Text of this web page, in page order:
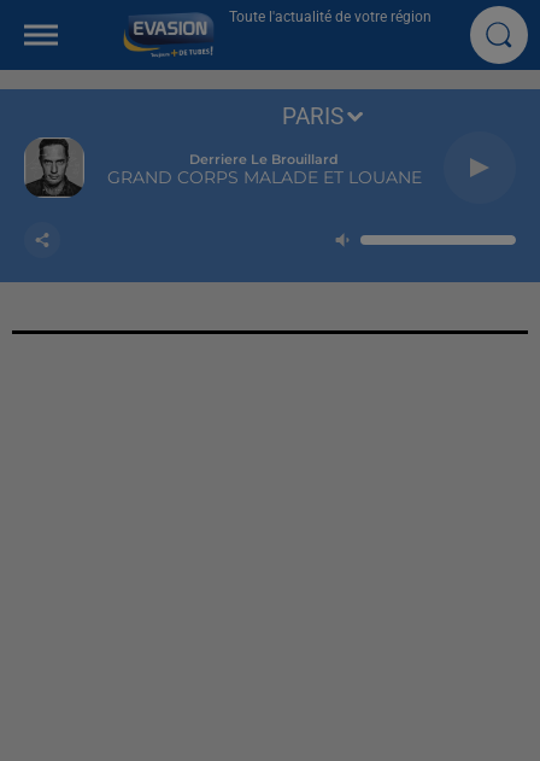
Toute l'actualité de votre région
Derriere Le Brouillard
GRAND CORPS MALADE ET LOUANE
PARIS